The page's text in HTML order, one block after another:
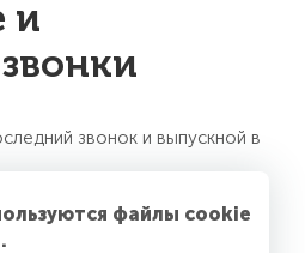
и
звонок и выпускной в
для незабываемого
файлы cookie